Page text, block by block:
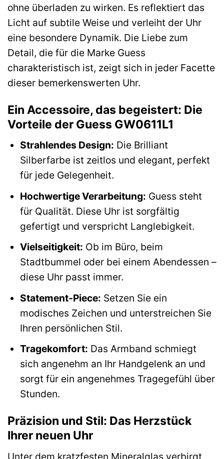
ohne überladen zu wirken. Es reflektiert das
Licht auf subtile Weise und verleiht der Uhr
eine besondere Dynamik. Die Liebe zum
Detail, die für die Marke Guess
charakteristisch ist, zeigt sich in jeder Facette
dieser bemerkenswerten Uhr.
Ein Accessoire, das begeistert: Die
Vorteile der Guess GW0611L1
Strahlendes Design: Die Brilliant
Silberfarbe ist zeitlos und elegant, perfekt
für jede Gelegenheit.
Hochwertige Verarbeitung: Guess steht
für Qualität. Diese Uhr ist sorgfältig
gefertigt und verspricht Langlebigkeit.
Vielseitigkeit: Ob im Büro, beim
Stadtbummel oder bei einem Abendessen –
diese Uhr passt immer.
Statement-Piece: Setzen Sie ein
modisches Zeichen und unterstreichen Sie
Ihren persönlichen Stil.
Tragekomfort: Das Armband schmiegt
sich angenehm an Ihr Handgelenk an und
sorgt für ein angenehmes Tragegefühl über
Stunden.
Präzision und Stil: Das Herzstück
Ihrer neuen Uhr
Unter dem kratzfesten Mineralglas verbirgt